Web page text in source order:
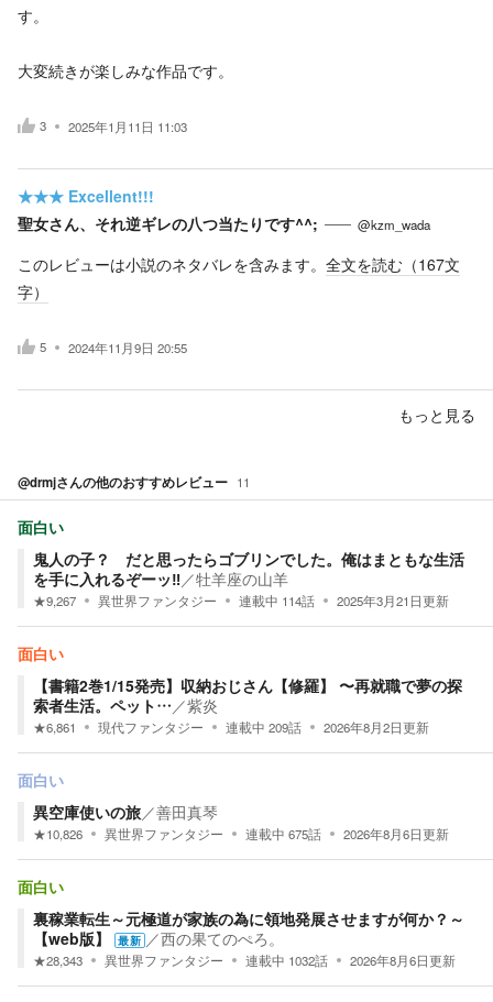
す。
大変続きが楽しみな作品です。
3 2025年1月11日 11:03
★★★ Excellent!!!
聖女さん、それ逆ギレの八つ当たりです^^;
@kzm_wada
このレビューは小説のネタバレを含みます。 全文を読む（167文
字）
5 2024年11月9日 20:55
もっと見る
@drmjさんの他のおすすめレビュー 11
面白い
鬼人の子？ だと思ったらゴブリンでした。俺はまともな生活
を手に入れるぞーッ‼／牡羊座の山羊
★9,267 異世界ファンタジー 連載中 114話 2025年3月21日更新
面白い
【書籍2巻1/15発売】収納おじさん【修羅】 〜再就職で夢の探
索者生活。ペット… ／紫炎
★6,861 現代ファンタジー 連載中 209話 2026年8月2日更新
面白い
異空庫使いの旅／善田真琴
★10,826 異世界ファンタジー 連載中 675話 2026年8月6日更新
面白い
裏稼業転生～元極道が家族の為に領地発展させますが何か？～
【web版】
最新 ／西の果てのぺろ。
★28,343 異世界ファンタジー 連載中 1032話 2026年8月6日更新